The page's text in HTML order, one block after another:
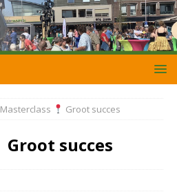
Masterclass Groot succes
Groot succes